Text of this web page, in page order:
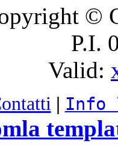
©
P.I.
Valid:
| Info